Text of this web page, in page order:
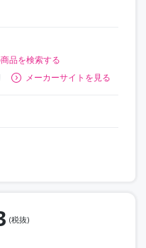
品を検索する
メーカーサイトを見る
(税抜)